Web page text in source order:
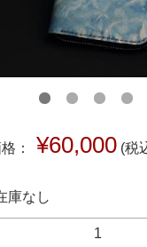
： ¥60,000 (税
庫なし